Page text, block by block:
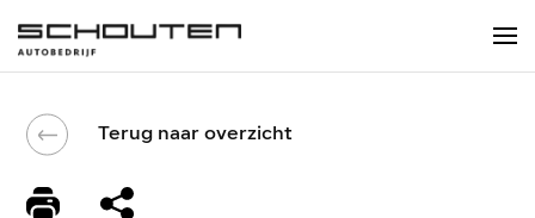
Terug naar overzicht